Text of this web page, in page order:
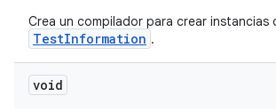
Crea un compilador para crear instancias
TestInformation .
void